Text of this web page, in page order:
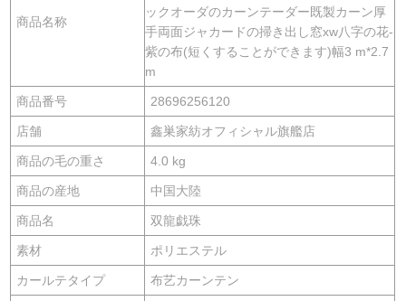
商品名称
ックオーダのカーンテーダー既製カーン厚
手両面ジャカードの掃き出し窓xw八字の花-
紫の布(短くすることができます)幅3 m*2.7
m
商品番号 28696256120
店舗 鑫巣家紡オフィシャル旗艦店
商品の毛の重さ 4.0 kg
商品の産地 中国大陸
商品名 双龍戯珠
素材 ポリエステル
カールテタイプ 布艺カーンテン